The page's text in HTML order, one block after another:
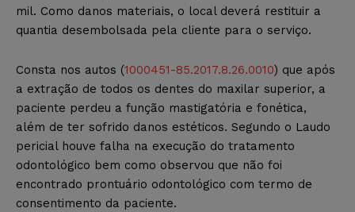
mil. Como danos materiais, o local deverá restituir a
quantia desembolsada pela cliente para o serviço.
Consta nos autos (1000451-85.2017.8.26.0010) que após
a extração de todos os dentes do maxilar superior, a
paciente perdeu a função mastigatória e fonética,
além de ter sofrido danos estéticos. Segundo o Laudo
pericial houve falha na execução do tratamento
odontológico bem como observou que não foi
encontrado prontuário odontológico com termo de
consentimento da paciente.